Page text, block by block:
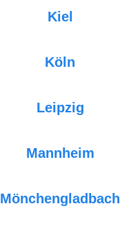
Kiel
Köln
Leipzig
Mannheim
Mönchengladbach